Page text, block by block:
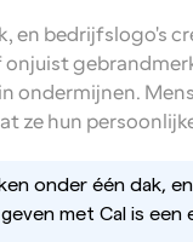
en bedrijfslogo's
onjuist
ondermijnen.
ze hun
onder één dak,
met Cal is